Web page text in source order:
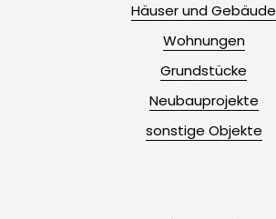
Häuser und Gebäude
Wohnungen
Grundstücke
Neubauprojekte
sonstige Objekte